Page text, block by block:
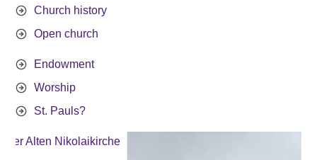
Church history
Open church
Endowment
Worship
St. Pauls?